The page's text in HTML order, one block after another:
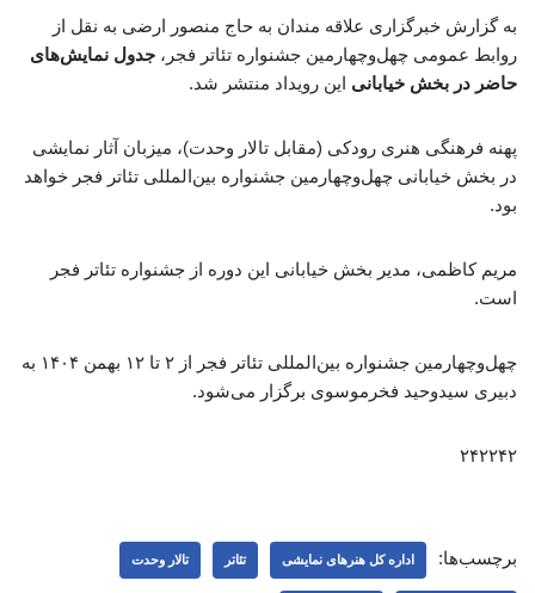
به گزارش خبرگزاری علاقه مندان به حاج منصور ارضی به نقل از
روابط عمومی چهل‌وچهارمین جشنواره تئاتر فجر، جدول نمایش‌های
حاضر در بخش‌ خیابانی این رویداد منتشر شد.
پهنه فرهنگی هنری رودکی (مقابل تالار وحدت)، میزبان آثار نمایشی
در بخش خیابانی چهل‌وچهارمین جشنواره بین‌المللی تئاتر فجر خواهد
بود.
مریم کاظمی، مدیر بخش خیابانی این دوره از جشنواره تئاتر فجر
است.
چهل‌وچهارمین جشنواره بین‌المللی تئاتر فجر از ٢ تا ۱۲ بهمن ۱۴۰۴ به
دبیری سیدوحید فخرموسوی برگزار می‌شود.
۲۴۲۲۴۲
برچسب‌ها: اداره کل هنرهای نمایشی تئاتر تالار وحدت